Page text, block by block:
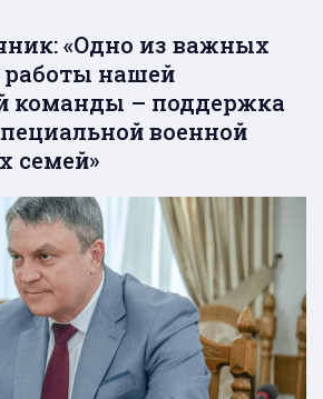
«Одно из важных
нашей
команды – поддержка
военной
семей»